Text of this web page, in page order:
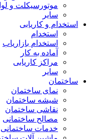
موتورسیکلت و
سایر
استخدام و کاریابی
استخدام
استخدام بازاریاب
آماده به کار
مراکز کاریابی
سایر
ساختمان
نمای ساختمان
شیشه ساختمان
نقاشی ساختمان
مصالح ساختمانی
خدمات ساختمانی